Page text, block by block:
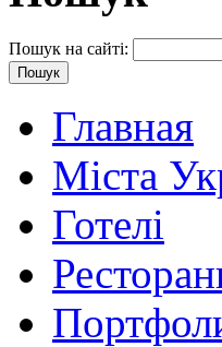
Пошук на сайті:
Главная
Міста
Готелі